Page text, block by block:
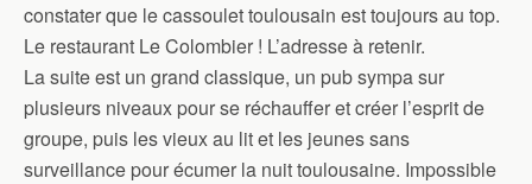
constater que le cassoulet toulousain est toujours au top.
Le restaurant Le Colombier ! L’adresse à retenir.
La suite est un grand classique, un pub sympa sur
plusieurs niveaux pour se réchauffer et créer l’esprit de
groupe, puis les vieux au lit et les jeunes sans
surveillance pour écumer la nuit toulousaine. Impossible